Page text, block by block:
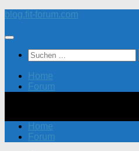
Zum
springen
blog.fit-forum.com
Suchen
nach:
Home
Forum
Home
Forum